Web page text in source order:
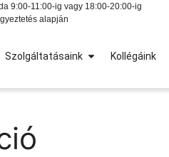
9:00-11:00-ig vagy 18:00-20:00-ig
alapján
Szolgáltatásaink Kollégáink